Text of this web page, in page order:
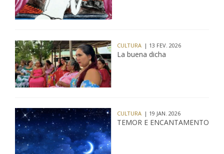
CULTURA | 13 FEV. 2026
La buena dicha
CULTURA | 19 JAN. 2026
TEMOR E ENCANTAMENTO